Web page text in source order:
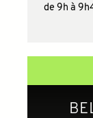
de 9h à